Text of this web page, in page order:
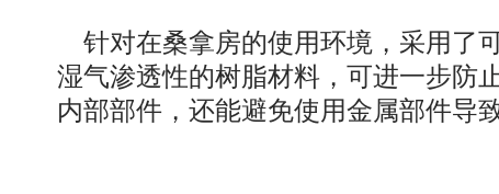
针对在桑拿房的使用环境，采用了
湿气渗透性的树脂材料，可进一步防
内部部件，还能避免使用金属部件导